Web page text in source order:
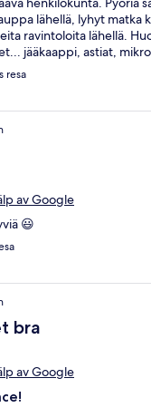
lähellä, lyhyt matka
ravintoloita lähellä.
jääkaappi, astiat,
resa
av Google
😃
bra
av Google